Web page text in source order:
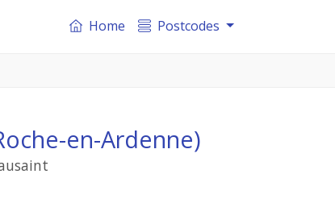
Home Postcodes
en-Ardenne)